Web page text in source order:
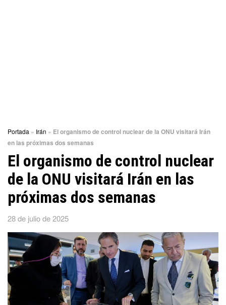
Portada » Irán » El organismo de control nuclear de la ONU visitará Irán
en las próximas dos semanas
El organismo de control nuclear
de la ONU visitará Irán en las
próximas dos semanas
28 de julio de 2025